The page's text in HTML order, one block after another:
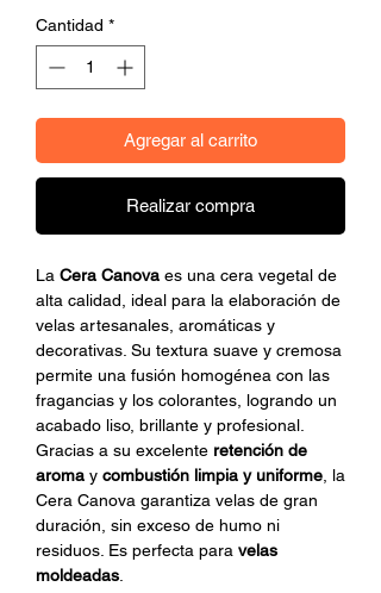
Cantidad *
Agregar al carrito
Realizar compra
La Cera Canova es una cera vegetal de
alta calidad, ideal para la elaboración de
velas artesanales, aromáticas y
decorativas. Su textura suave y cremosa
permite una fusión homogénea con las
fragancias y los colorantes, logrando un
acabado liso, brillante y profesional.
Gracias a su excelente retención de
aroma y combustión limpia y uniforme , la
Cera Canova garantiza velas de gran
duración, sin exceso de humo ni
residuos. Es perfecta para velas
moldeadas